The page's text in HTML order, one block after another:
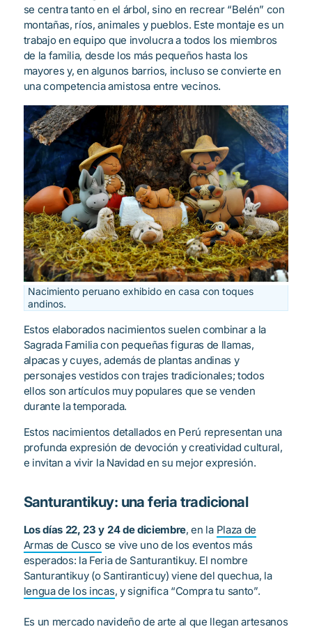
se centra tanto en el árbol, sino en recrear “Belén” con
montañas, ríos, animales y pueblos. Este montaje es un
trabajo en equipo que involucra a todos los miembros
de la familia, desde los más pequeños hasta los
mayores y, en algunos barrios, incluso se convierte en
una competencia amistosa entre vecinos.
Nacimiento peruano exhibido en casa con toques
andinos.
Estos elaborados nacimientos suelen combinar a la
Sagrada Familia con pequeñas figuras de llamas,
alpacas y cuyes, además de plantas andinas y
personajes vestidos con trajes tradicionales; todos
ellos son artículos muy populares que se venden
durante la temporada.
Estos nacimientos detallados en Perú representan una
profunda expresión de devoción y creatividad cultural,
e invitan a vivir la Navidad en su mejor expresión.
Santurantikuy: una feria tradicional
Los días 22, 23 y 24 de diciembre, en la Plaza de
Armas de Cusco se vive uno de los eventos más
esperados: la Feria de Santurantikuy. El nombre
Santurantikuy (o Santiranticuy) viene del quechua, la
lengua de los incas, y significa “Compra tu santo”.
Es un mercado navideño de arte al que llegan artesanos